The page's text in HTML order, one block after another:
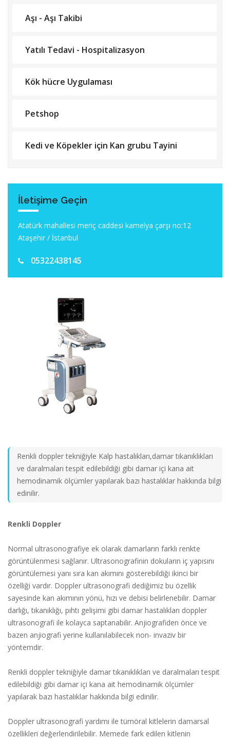
Aşı - Aşı Takibi
Yatılı Tedavi - Hospitalizasyon
Kök hücre Uygulaması
Petshop
Kedi ve Köpekler için Kan grubu Tayini
İletişime Geçin
Atatürk mahallesi meriç caddesi kamelya çarşı no:12
Ataşehir / İstanbul
05322438145
Renkli doppler tekniğiyle Kalp hastalıkları,damar tıkanıklıkları
ve daralmaları tespit edilebildiği gibi damar içi kana ait
hemodinamik ölçümler yapılarak bazı hastalıklar hakkında bilgi
edinilir.
Renkli Doppler
Normal ultrasonografiye ek olarak damarların farklı renkte
görüntülenmesi sağlanır. Ultrasonografinin dokuların iç yapısını
görüntülemesi yanı sıra kan akımını gösterebildiği ikinci bir
özelliği vardır. Doppler ultrasonografi dediğimiz bu özellik
sayesinde kan akımının yönü, hızı ve debisi belirlenebilir. Damar
darlığı, tıkanıklığı, pıhtı gelişimi gibi damar hastalıkları doppler
ultrasonografi ile kolayca saptanabilir. Anjiografiden önce ve
bazen anjiografi yerine kullanılabilecek non- invaziv bir
yöntemdir.
Renkli doppler tekniğiyle damar tıkanıklıkları ve daralmaları tespit
edilebildiği gibi damar içi kana ait hemodinamik ölçümler
yapılarak bazı hastalıklar hakkında bilgi edinilir.
Doppler ultrasonografi yardımı ile tümöral kitlelerin damarsal
özellikleri değerlendirilebilir. Memede fark edilen kitlenin